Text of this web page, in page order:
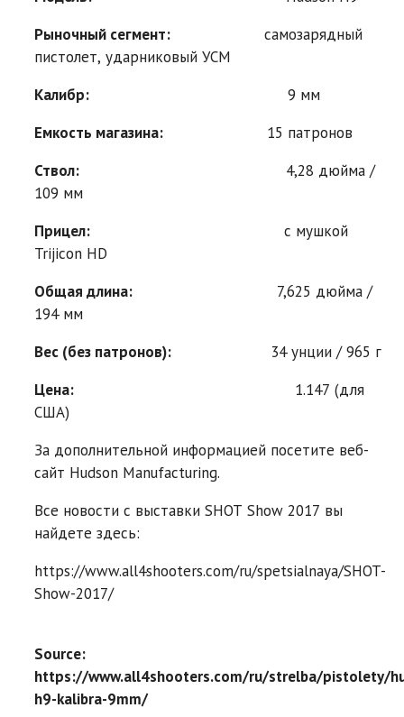
Рыночный сегмент:
самозарядный
пистолет, ударниковый УСМ
Калибр: 9 мм
Емкость магазина: 15 патронов
Ствол:
4,28 дюйма /
109 мм
Прицел: с мушкой
Trijicon HD
Общая длина: 7,625 дюйма /
194 мм
Вес (без патронов): 34 унции / 965 г
Цена: 1.147 (для
США)
За дополнительной информацией посетите веб-
сайт Hudson Manufacturing.
Все новости с выставки SHOT Show 2017 вы
найдете здесь:
https://www.all4shooters.com/ru/spetsialnaya/SHOT-
Show-2017/
Source:
https://www.all4shooters.com/ru/strelba/pistolety/
h9-kalibra-9mm/